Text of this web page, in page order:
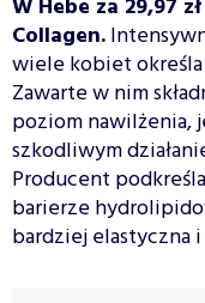
W Hebe za 29,97
Collagen.
wiele kobiet określa
Zawarte w nim
poziom nawilżenia,
szkodliwym
Producent
barierze
bardziej elastyczna